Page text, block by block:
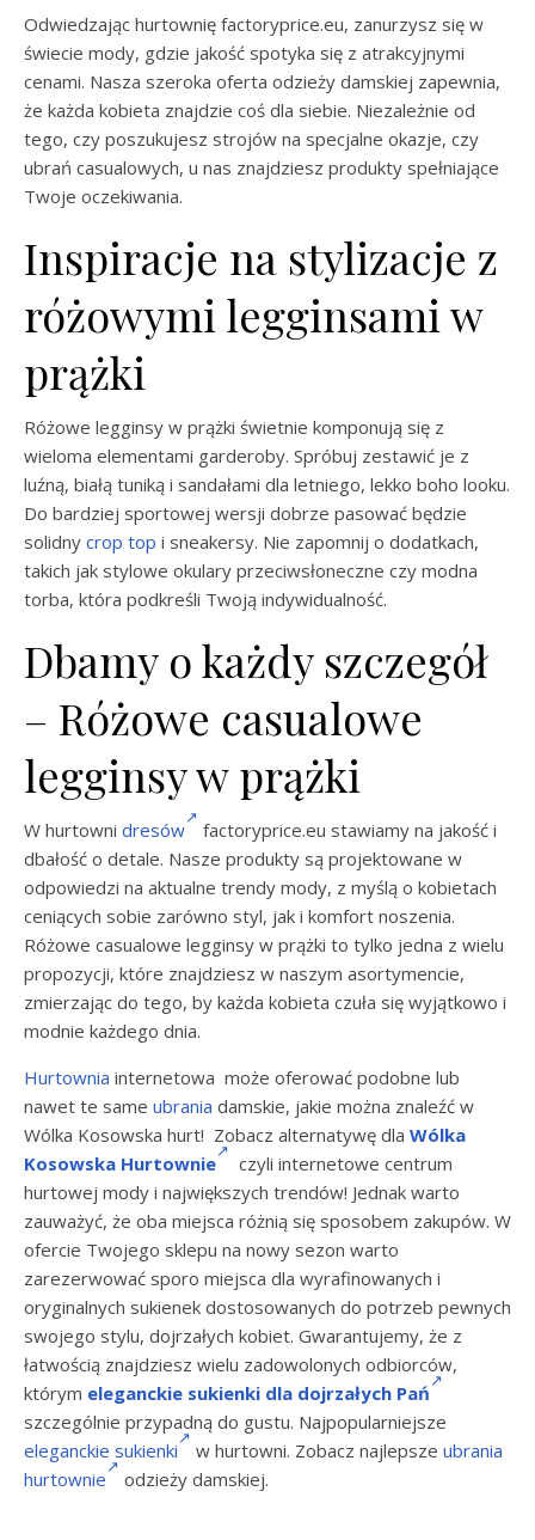
Odwiedzając hurtownię factoryprice.eu, zanurzysz się w
świecie mody, gdzie jakość spotyka się z atrakcyjnymi
cenami. Nasza szeroka oferta odzieży damskiej zapewnia,
że każda kobieta znajdzie coś dla siebie. Niezależnie od
tego, czy poszukujesz strojów na specjalne okazje, czy
ubrań casualowych, u nas znajdziesz produkty spełniające
Twoje oczekiwania.
Inspiracje na stylizacje z
różowymi legginsami w
prążki
Różowe legginsy w prążki świetnie komponują się z
wieloma elementami garderoby. Spróbuj zestawić je z
luźną, białą tuniką i sandałami dla letniego, lekko boho looku.
Do bardziej sportowej wersji dobrze pasować będzie
solidny crop top i sneakersy. Nie zapomnij o dodatkach,
takich jak stylowe okulary przeciwsłoneczne czy modna
torba, która podkreśli Twoją indywidualność.
Dbamy o każdy szczegół
– Różowe casualowe
legginsy w prążki
W hurtowni dresów
factoryprice.eu stawiamy na jakość i
dbałość o detale. Nasze produkty są projektowane w
odpowiedzi na aktualne trendy mody, z myślą o kobietach
ceniących sobie zarówno styl, jak i komfort noszenia.
Różowe casualowe legginsy w prążki to tylko jedna z wielu
propozycji, które znajdziesz w naszym asortymencie,
zmierzając do tego, by każda kobieta czuła się wyjątkowo i
modnie każdego dnia.
Hurtownia internetowa może oferować podobne lub
nawet te same ubrania damskie, jakie można znaleźć w
Wólka Kosowska hurt! Zobacz alternatywę dla Wólka
Kosowska Hurtownie
czyli internetowe centrum
hurtowej mody i największych trendów! Jednak warto
zauważyć, że oba miejsca różnią się sposobem zakupów. W
ofercie Twojego sklepu na nowy sezon warto
zarezerwować sporo miejsca dla wyrafinowanych i
oryginalnych sukienek dostosowanych do potrzeb pewnych
swojego stylu, dojrzałych kobiet. Gwarantujemy, że z
łatwością znajdziesz wielu zadowolonych odbiorców,
którym eleganckie sukienki dla dojrzałych Pań
szczególnie przypadną do gustu. Najpopularniejsze
eleganckie sukienki
w hurtowni. Zobacz najlepsze ubrania
hurtownie
odzieży damskiej.